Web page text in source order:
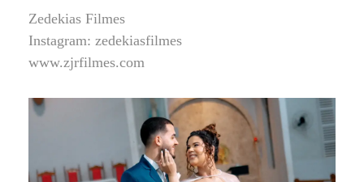
Zedekias Filmes
Instagram: zedekiasfilmes
www.zjrfilmes.com